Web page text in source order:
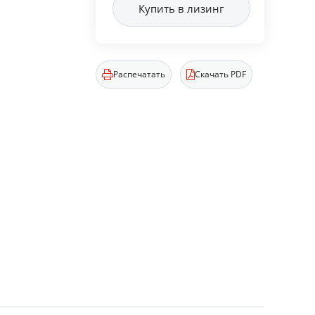
Купить в лизинг
Распечатать Скачать PDF